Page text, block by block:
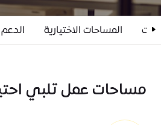
المساحات الاختيارية الدعم
مساحات عمل تلبي